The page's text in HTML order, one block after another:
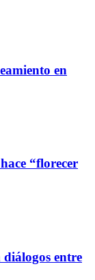
en
“florecer
diálogos entre